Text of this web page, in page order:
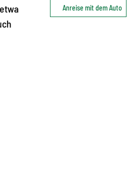
Anreise mit dem Auto